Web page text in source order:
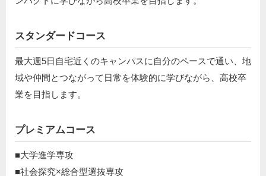
スタンダードコース
最大週5日自宅近くのキャンパスに自分のペースで通い、地
域や仲間とつながって日常を体験的に学びながら、高校卒
業を目指します。
プレミアムコース
■大学進学専攻
■社会探究×総合型選抜専攻